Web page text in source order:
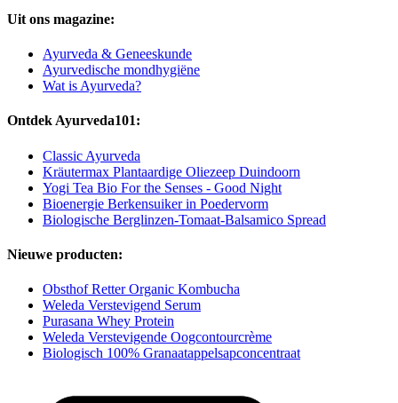
Uit ons magazine:
Ayurveda & Geneeskunde
Ayurvedische mondhygiëne
Wat is Ayurveda?
Ontdek Ayurveda101:
Classic Ayurveda
Kräutermax Plantaardige Oliezeep Duindoorn
Yogi Tea Bio For the Senses - Good Night
Bioenergie Berkensuiker in Poedervorm
Biologische Berglinzen-Tomaat-Balsamico Spread
Nieuwe producten:
Obsthof Retter Organic Kombucha
Weleda Verstevigend Serum
Purasana Whey Protein
Weleda Verstevigende Oogcontourcrème
Biologisch 100% Granaatappelsapconcentraat